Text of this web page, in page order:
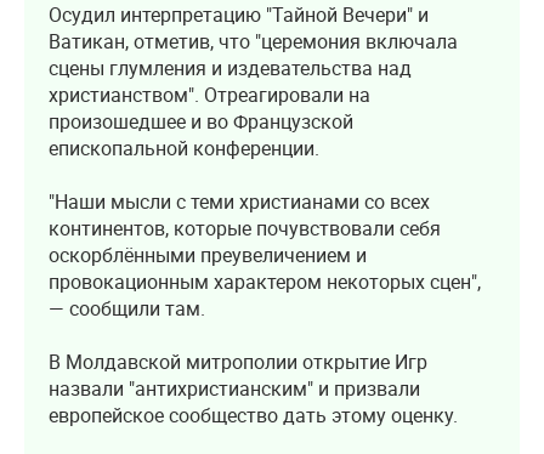
Осудил интерпретацию "Тайной Вечери" и
Ватикан, отметив, что "церемония включала
сцены глумления и издевательства над
христианством". Отреагировали на
произошедшее и во Французской
епископальной конференции.
"Наши мысли с теми христианами со всех
континентов, которые почувствовали себя
оскорблёнными преувеличением и
провокационным характером некоторых сцен",
— сообщили там.
В Молдавской митрополии открытие Игр
назвали "антихристианским" и призвали
европейское сообщество дать этому оценку.